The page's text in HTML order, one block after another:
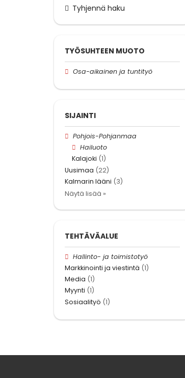
Tyhjennä haku
TYÖSUHTEEN MUOTO
Osa-aikainen ja tuntityö
SIJAINTI
Pohjois-Pohjanmaa
Hailuoto
Kalajoki (1)
Uusimaa (22)
Kalmarin lääni (3)
Näytä lisää »
TEHTÄVÄALUE
Hallinto- ja toimistotyö
Markkinointi ja viestintä (1)
Media (1)
Myynti (1)
Sosiaalityö (1)